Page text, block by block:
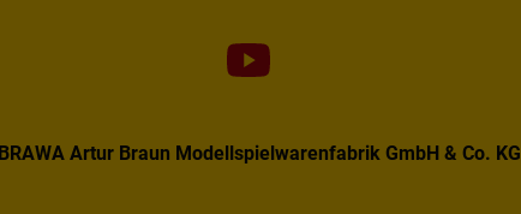
BRAWA Artur Braun Modellspielwarenfabrik GmbH & Co. KG